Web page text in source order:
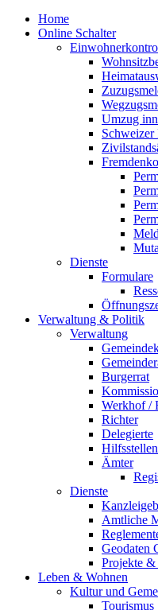
Home
Online Schalter
Umzug
Dienste
Formulare
Verwaltung & Politik
Verwaltung
Burgerrat
Werkhof /
Richter
Delegierte
Ämter
Dienste
Amtliche
Geodaten
Projekte
Leben & Wohnen
Kultur und
Tourismus